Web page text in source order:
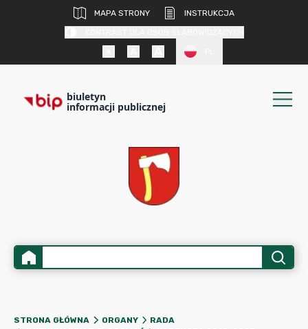
MAPA STRONY
INSTRUKCJA
biuletyn
informacji publicznej
STRONA GŁÓWNA ORGANY
RADA